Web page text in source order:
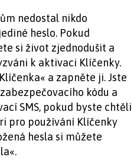
nedostal nikdo
heslo. Pokud
si život zjednodušit a
k aktivaci Klíčenky.
a zapněte ji. Jste
kódu a
SMS, pokud byste chtěli
pro používání Klíčenky
hesla si můžete